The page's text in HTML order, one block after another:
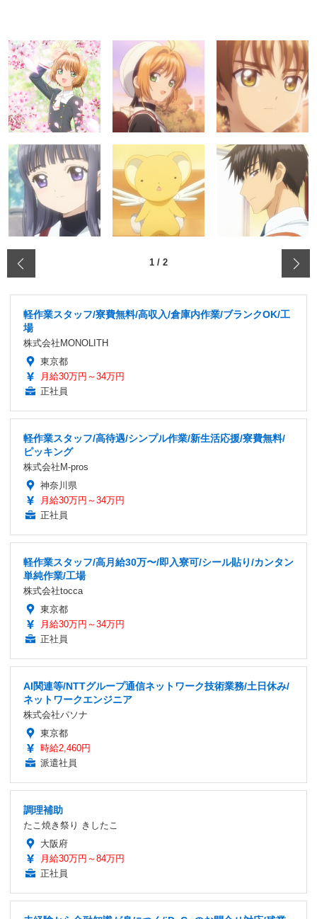
1 / 2
軽作業スタッフ/寮費無料/高収入/倉庫内作業/ブランクOK/工
場
株式会社MONOLITH
東京都
月給30万円～34万円
正社員
軽作業スタッフ/高待遇/シンプル作業/新生活応援/寮費無料/
ピッキング
株式会社M-pros
神奈川県
月給30万円～34万円
正社員
軽作業スタッフ/高月給30万〜/即入寮可/シール貼り/カンタン
単純作業/工場
株式会社tocca
東京都
月給30万円～34万円
正社員
AI関連等/NTTグループ通信ネットワーク技術業務/土日休み/
ネットワークエンジニア
株式会社パソナ
東京都
時給2,460円
派遣社員
調理補助
たこ焼き祭り きしたこ
大阪府
月給30万円～84万円
正社員